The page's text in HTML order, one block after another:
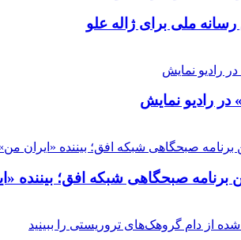
ملی برای ژاله علو
در رادیو نمایش
برنامه صبحگاهی شبکه افق؛ بیننده